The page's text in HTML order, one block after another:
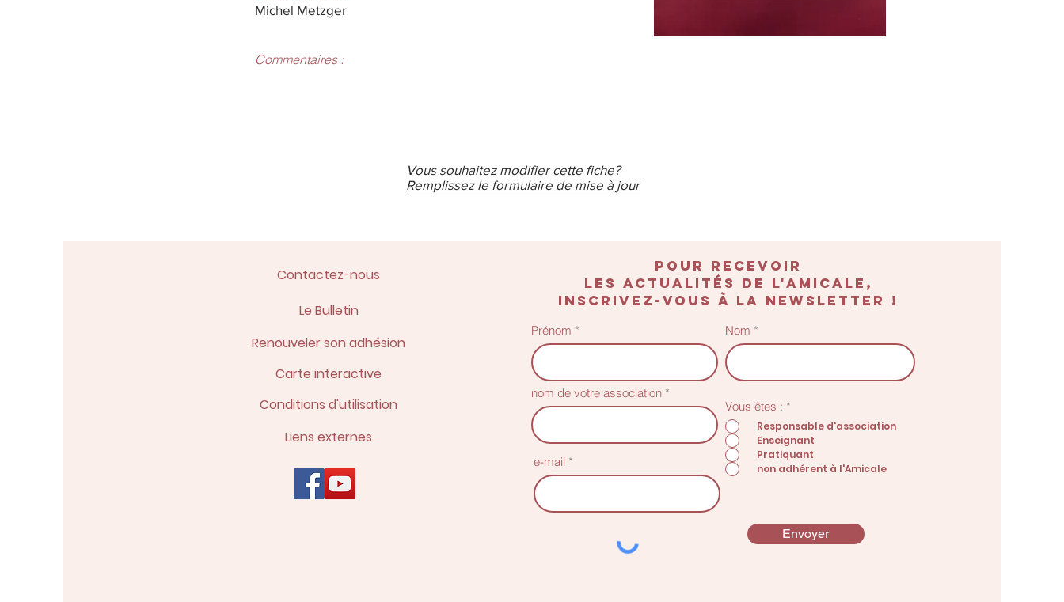
Michel Metzger
Commentaires :
Vous souhaitez modifier cette fiche?
Remplissez le formulaire de mise à jour
Contactez-nous
Le Bulletin
Conditions d'utilisation
Carte interactive
Renouveler son adhésion
Liens externes
POUR recevoir
les actualités de l'amicale,
inscrivez-vous à la newsletter !
Prénom Nom
nom de votre association
e-mail
Vous êtes : *O
l
i
g
a
t
e
Responsable d'association
Enseignant
Pratiquant
non adhérent à l'Amicale
Envoyer